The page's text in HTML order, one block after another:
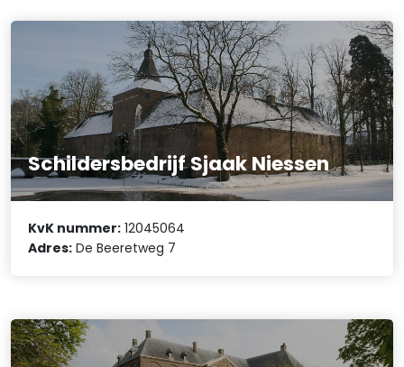
Schildersbedrijf Sjaak Niessen
KvK nummer: 12045064
Adres: De Beeretweg 7